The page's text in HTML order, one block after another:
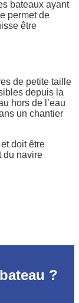
bateaux ayant
permet de
être
de petite taille
depuis la
hors de l’eau
un chantier
doit être
du navire
?